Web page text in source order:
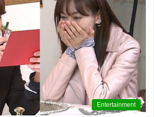
Entertainment